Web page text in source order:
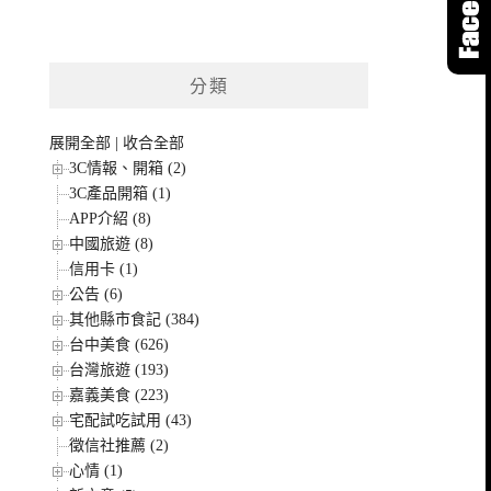
分類
展開全部
收合全部
3C情報、開箱 (2)
3C產品開箱 (1)
APP介紹 (8)
中國旅遊 (8)
信用卡 (1)
公告 (6)
其他縣市食記 (384)
台中美食 (626)
台灣旅遊 (193)
嘉義美食 (223)
宅配試吃試用 (43)
徵信社推薦 (2)
心情 (1)